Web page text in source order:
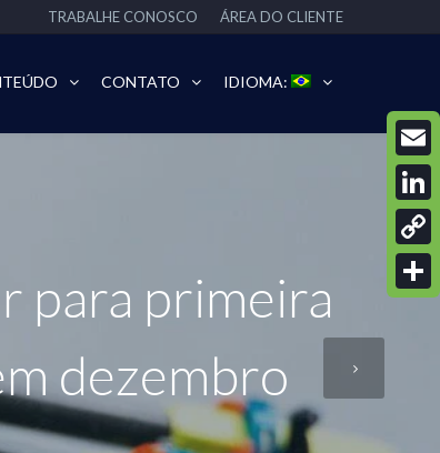
TRABALHE CONOSCO ÁREA DO CLIENTE
CONTATO IDIOMA:
para primeira
dezembro
Email
Copy
Link